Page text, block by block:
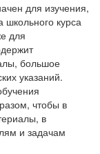
для изучения,
школьного курса
для
большое
указаний.
чтобы в
в
и задачам